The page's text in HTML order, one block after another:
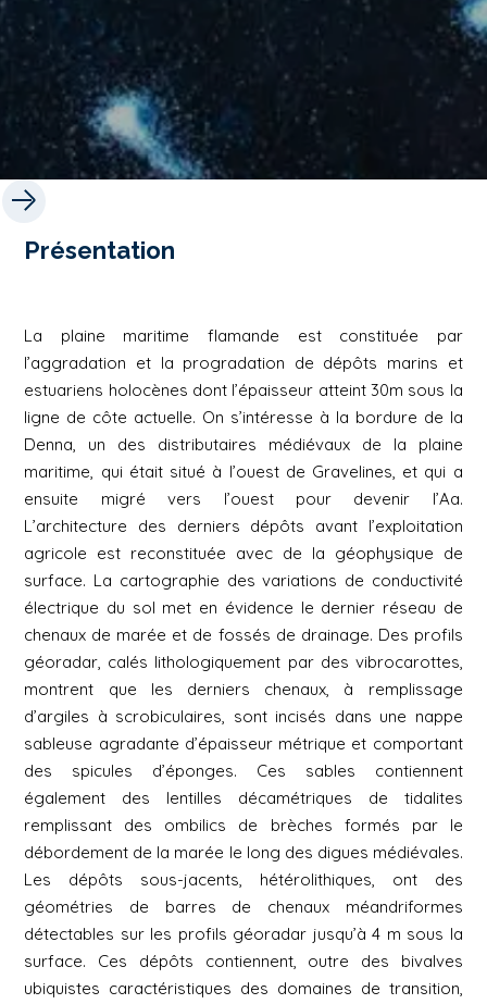
Présentation
La plaine maritime flamande est constituée par
l’aggradation et la progradation de dépôts marins et
estuariens holocènes dont l’épaisseur atteint 30m sous la
ligne de côte actuelle. On s’intéresse à la bordure de la
Denna, un des distributaires médiévaux de la plaine
maritime, qui était situé à l’ouest de Gravelines, et qui a
ensuite migré vers l’ouest pour devenir l’Aa.
L’architecture des derniers dépôts avant l’exploitation
agricole est reconstituée avec de la géophysique de
surface. La cartographie des variations de conductivité
électrique du sol met en évidence le dernier réseau de
chenaux de marée et de fossés de drainage. Des profils
géoradar, calés lithologiquement par des vibrocarottes,
montrent que les derniers chenaux, à remplissage
d’argiles à scrobiculaires, sont incisés dans une nappe
sableuse agradante d’épaisseur métrique et comportant
des spicules d’éponges. Ces sables contiennent
également des lentilles décamétriques de tidalites
remplissant des ombilics de brèches formés par le
débordement de la marée le long des digues médiévales.
Les dépôts sous-jacents, hétérolithiques, ont des
géométries de barres de chenaux méandriformes
détectables sur les profils géoradar jusqu’à 4 m sous la
surface. Ces dépôts contiennent, outre des bivalves
ubiquistes caractéristiques des domaines de transition,